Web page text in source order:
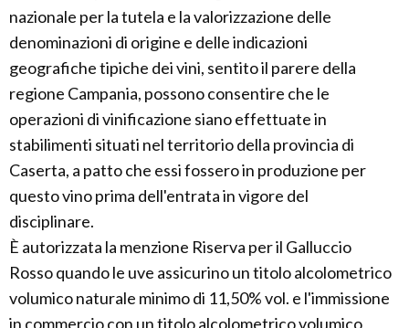
nazionale per la tutela e la valorizzazione delle
denominazioni di origine e delle indicazioni
geografiche tipiche dei vini, sentito il parere della
regione Campania, possono consentire che le
operazioni di vinificazione siano effettuate in
stabilimenti situati nel territorio della provincia di
Caserta, a patto che essi fossero in produzione per
questo vino prima dell'entrata in vigore del
disciplinare.
È autorizzata la menzione Riserva per il Galluccio
Rosso quando le uve assicurino un titolo alcolometrico
volumico naturale minimo di 11,50% vol. e l'immissione
in commercio con un titolo alcolometrico volumico